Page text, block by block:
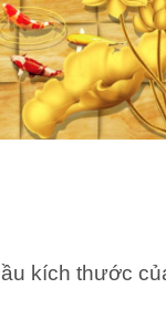
kích thước